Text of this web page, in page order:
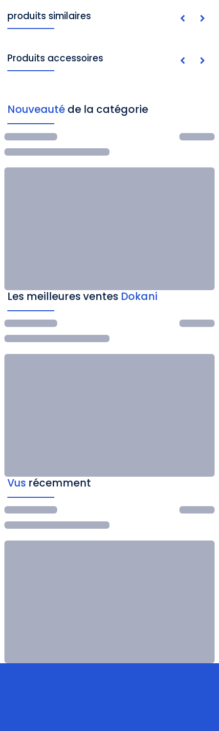
produits similaires
Produits accessoires
Nouveauté de la catégorie
Les meilleures ventes Dokani
Vus récemment